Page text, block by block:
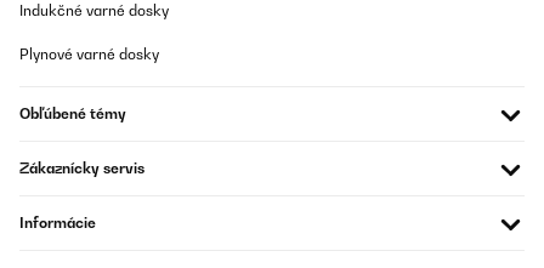
Indukčné varné dosky
Plynové varné dosky
Obľúbené témy
Zákaznícky servis
Informácie